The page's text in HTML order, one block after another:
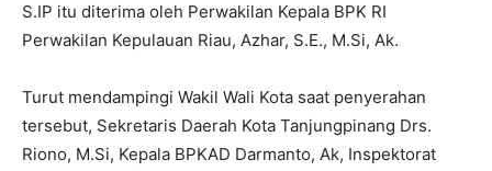
S.IP itu diterima oleh Perwakilan Kepala BPK RI
Perwakilan Kepulauan Riau, Azhar, S.E., M.Si, Ak.
Turut mendampingi Wakil Wali Kota saat penyerahan
tersebut, Sekretaris Daerah Kota Tanjungpinang Drs.
Riono, M.Si, Kepala BPKAD Darmanto, Ak, Inspektorat